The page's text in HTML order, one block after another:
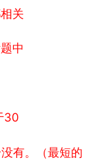
关
中
30
有。（最短的